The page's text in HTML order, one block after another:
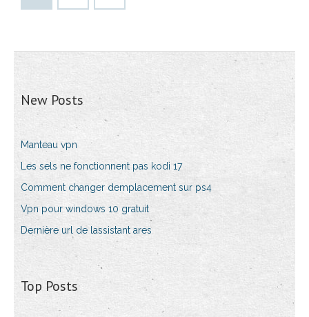
New Posts
Manteau vpn
Les sels ne fonctionnent pas kodi 17
Comment changer demplacement sur ps4
Vpn pour windows 10 gratuit
Dernière url de lassistant ares
Top Posts